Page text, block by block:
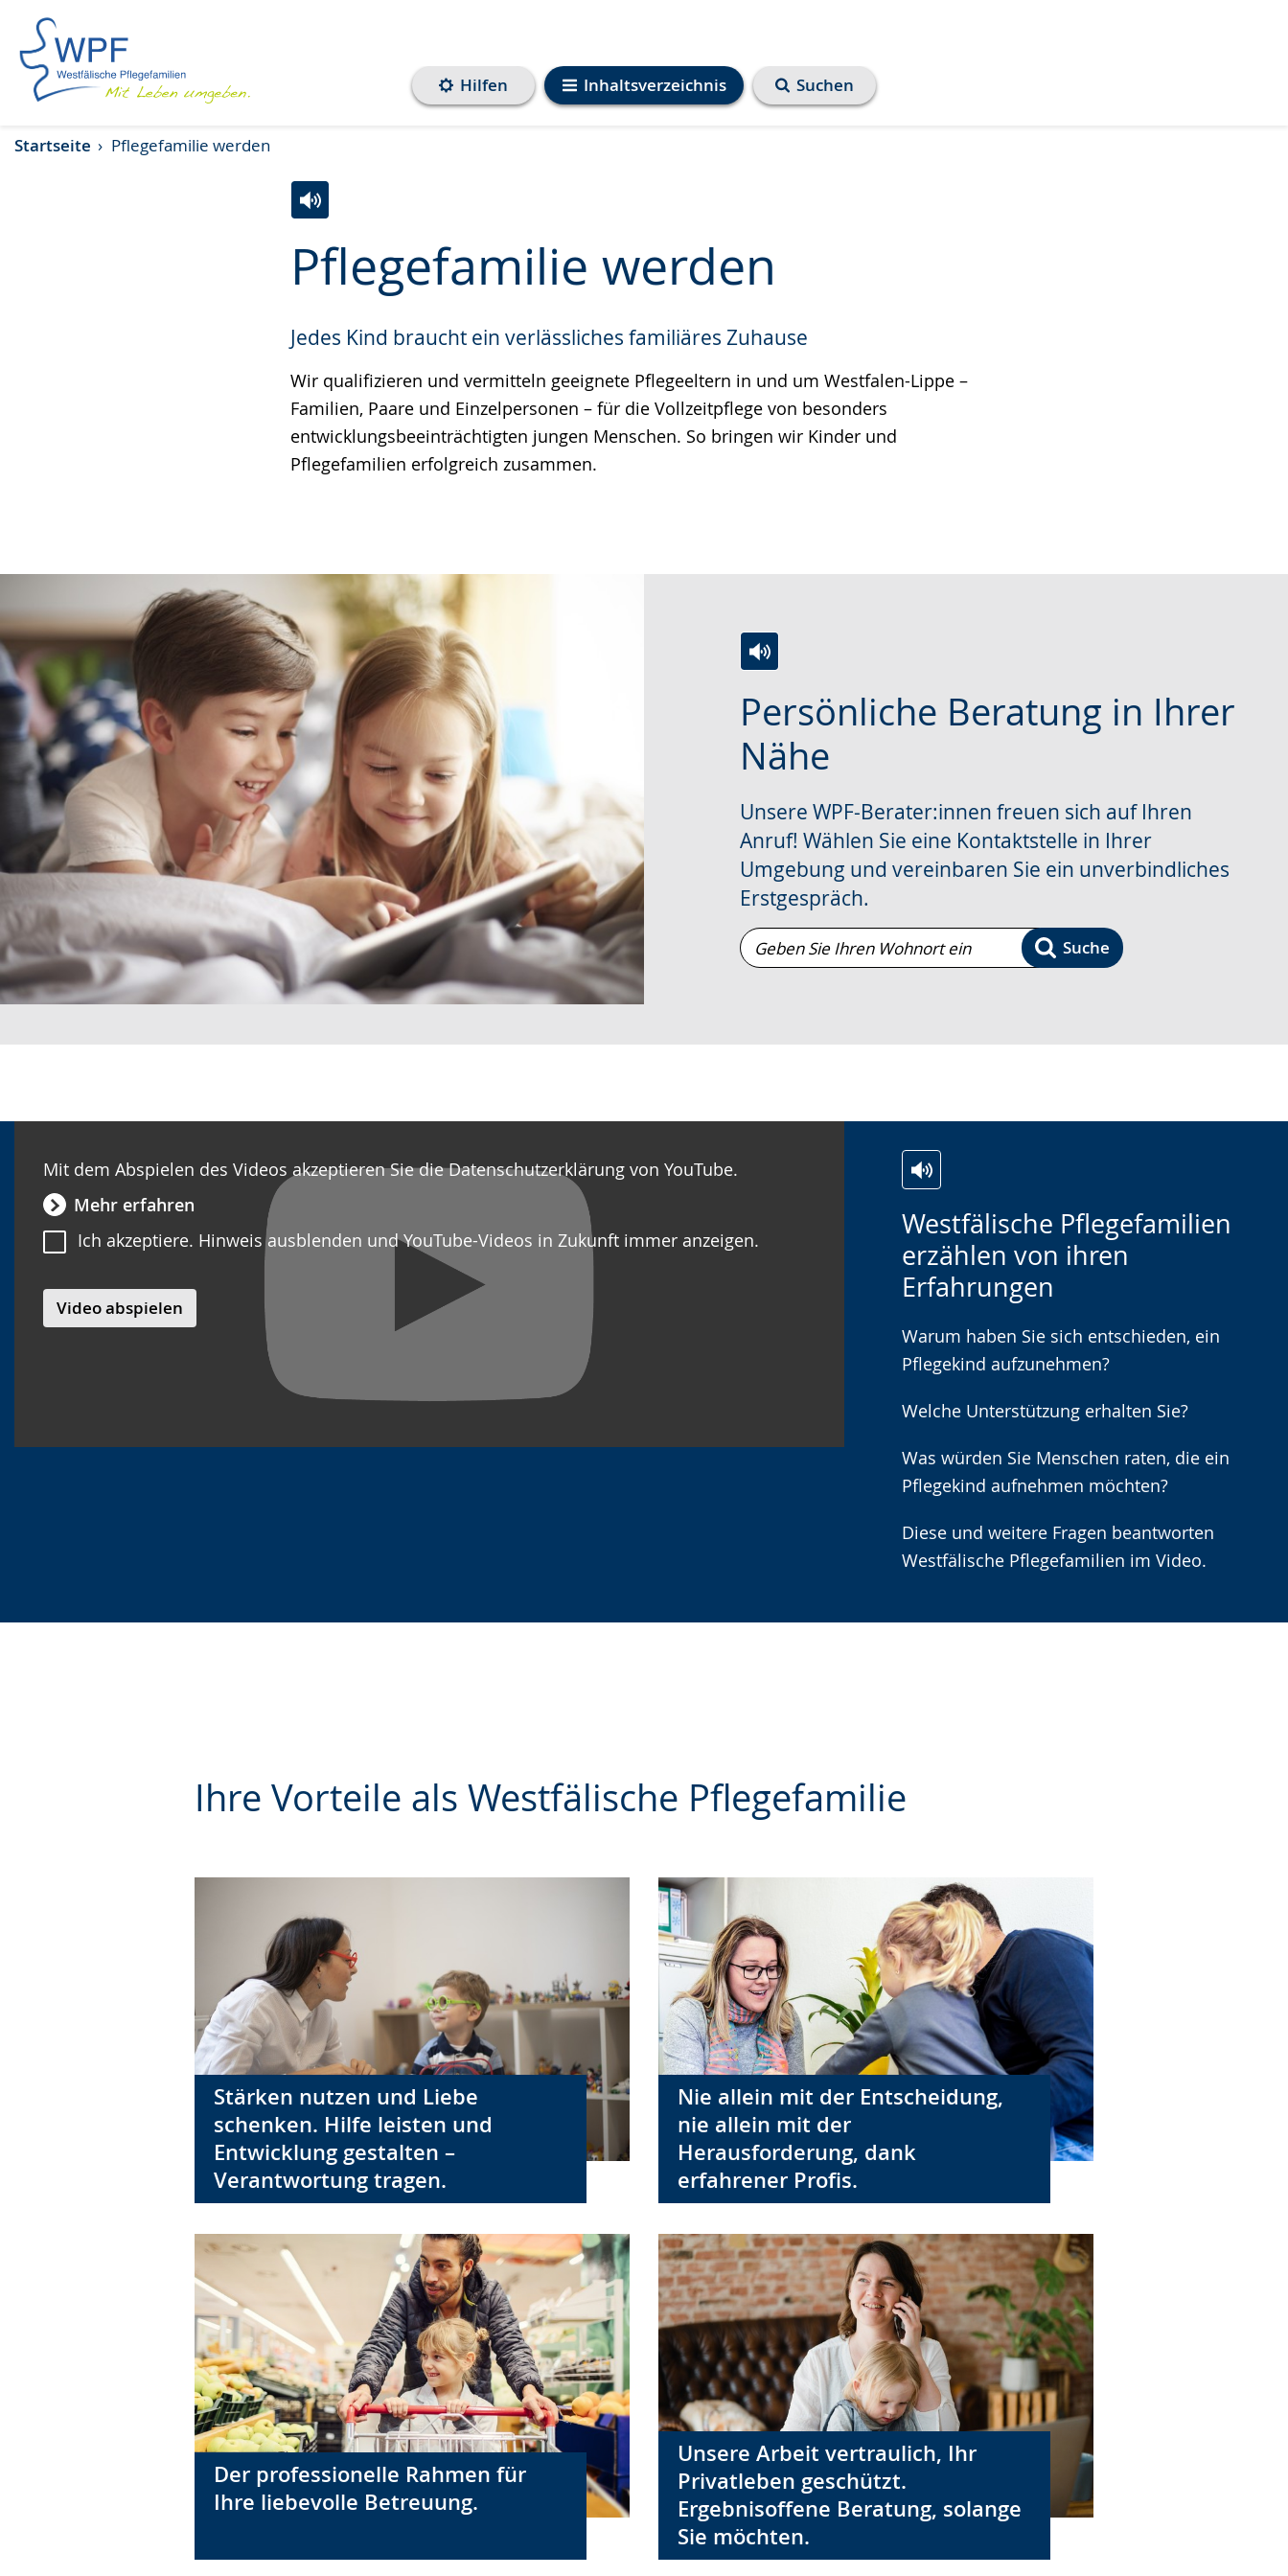
Transkript anzeigen
Abspielen
Pausieren
Inhaltsverzeichnis
Hilfen Suchen
Startseite Pflegefamilie werden
Pflegefamilie werden
Jedes Kind braucht ein verlässliches familiäres Zuhause
Wir qualifizieren und vermitteln geeignete Pflegeeltern in und um Westfalen-Lippe –
Familien, Paare und Einzelpersonen – für die Vollzeitpflege von besonders
entwicklungsbeeinträchtigten jungen Menschen. So bringen wir Kinder und
Pflegefamilien erfolgreich zusammen.
Leichten
Sprache
Audio-
Unterstützung.
Video
in
Gebärdensprache
wird
angezeigt.
Persönliche Beratung in Ihrer
Nähe
Leichten
Sprache
wechseln.
Audio-
Unterstützung.
Video
in
Deutscher
wird
angezeigt.
Unsere WPF-Berater:innen freuen sich auf Ihren
Anruf! Wählen Sie eine Kontaktstelle in Ihrer
Umgebung und vereinbaren Sie ein unverbindliches
Erstgespräch.
Geben
Sie
ein
Suche
Mit dem Abspielen des Videos akzeptieren Sie die Datenschutzerklärung von YouTube.
Mehr erfahren
Ich akzeptiere. Hinweis ausblenden und YouTube-Videos in Zukunft immer anzeigen.
Video abspielen
Westfälische Pflegefamilien
erzählen von ihren
Erfahrungen
Leichten
Sprache
wechseln.
Audio-
Unterstützung.
Video
in
Deutscher
wird
angezeigt.
Warum haben Sie sich entschieden, ein
Pflegekind aufzunehmen?
Welche Unterstützung erhalten Sie?
Was würden Sie Menschen raten, die ein
Pflegekind aufnehmen möchten?
Diese und weitere Fragen beantworten
Westfälische Pflegefamilien im Video.
Ihre Vorteile als Westfälische Pflegefamilie
Stärken nutzen und Liebe
schenken. Hilfe leisten und
Entwicklung gestalten –
Verantwortung tragen.
Nie allein mit der Entscheidung,
nie allein mit der
Herausforderung, dank
erfahrener Profis.
Der professionelle Rahmen für
Ihre liebevolle Betreuung.
Unsere Arbeit vertraulich, Ihr
Privatleben geschützt.
Ergebnisoffene Beratung, solange
Sie möchten.